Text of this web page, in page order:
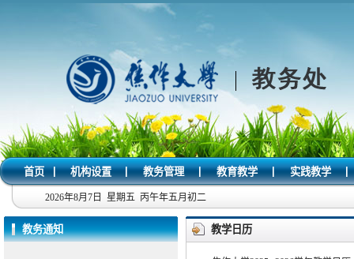
首页 | 机构设置 | 教务管理 | 教育教学 | 实践教学 |
2026年8月7日 星期五 丙午年五月初二
教务通知 教学日历